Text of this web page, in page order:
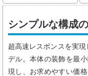
シンプルな構成
超高速レスポンスを実
デル。本体の装飾を最
現し、お求めやすい価